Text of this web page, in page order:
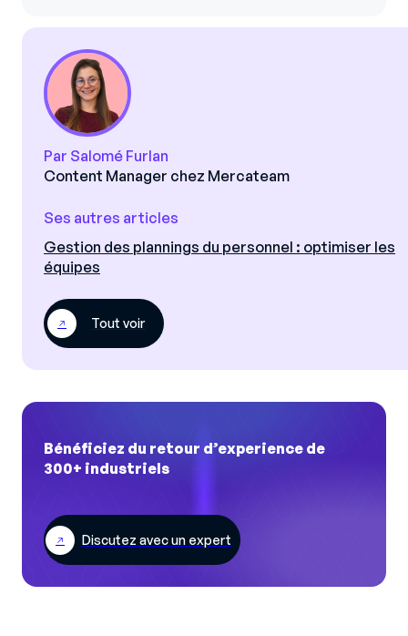
Par Salomé Furlan
Content Manager chez Mercateam
Ses autres articles
Gestion des plannings du personnel : optimiser les
équipes
Tout voir
Bénéficiez du retour d’experience de
300+ industriels
Discutez avec un expert